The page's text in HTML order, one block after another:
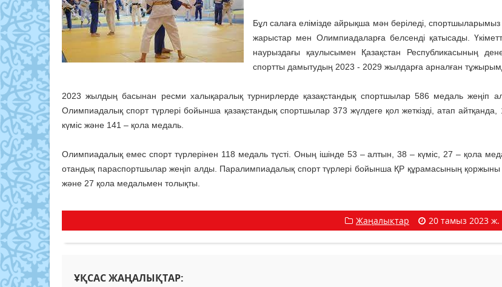
Бұл салаға елімізде айрықша мән беріледі, спортшыларымыз
жарыстар мен Олимпиадаларға белсенді қатысады.
наурыздағы қаулысымен Қазақстан Республикасының
спортты дамытудың 2023 - 2029 жылдарға арналған
2023 жылдың басынан ресми халықаралық турнирлерде қазақстандық спортшылар 586 медаль жеңіп
Олимпиадалық спорт түрлері бойынша қазақстандық спортшылар 373 жүлдеге қол жеткізді, атап
күміс және 141 – қола медаль.
Олимпиадалық емес спорт түрлерінен 118 медаль түсті. Оның ішінде 53 – алтын, 38 – күміс, 27 – қола
отандық параспортшылар жеңіп алды. Паралимпиадалық спорт түрлері бойынша ҚР құрамасының қоржыны
және 27 қола медальмен толықты.
Жаңалықтар 20 тамыз 2023 ж.
ҰҚСАС ЖАҢАЛЫҚТАР: